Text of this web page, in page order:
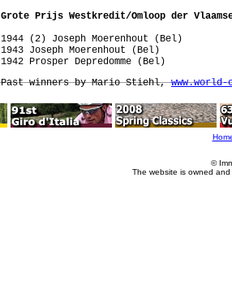
Grote Prijs Westkredit/Omloop der
1944 (2) Joseph Moerenhout (Bel)
1943 Joseph Moerenhout (Bel)
Past winners by Mario Stiehl,
©
The website is owned